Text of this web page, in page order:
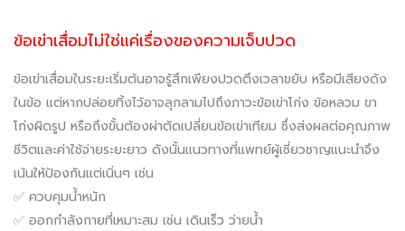
ข้อเข่าเสื่อมไม่ใช่แค่เรื่องของความเจ็บปวด
ข้อเข่าเสื่อมในระยะเริ่มต้นอาจรู้สึกเพียงปวดตึงเวลาขยับ หรือมีเสียงดัง
ในข้อ แต่หากปล่อยทิ้งไว้อาจลุกลามไปถึงภาวะข้อเข่าโก่ง ข้อหลวม ขา
โก่งผิดรูป หรือถึงขั้นต้องผ่าตัดเปลี่ยนข้อเข่าเทียม ซึ่งส่งผลต่อคุณภาพ
ชีวิตและค่าใช้จ่ายระยะยาว ดังนั้นแนวทางที่แพทย์ผู้เชี่ยวชาญแนะนำจึง
เน้นให้ป้องกันแต่เนิ่นๆ เช่น
✅ ควบคุมน้ำหนัก
✅ ออกกำลังกายที่เหมาะสม เช่น เดินเร็ว ว่ายน้ำ